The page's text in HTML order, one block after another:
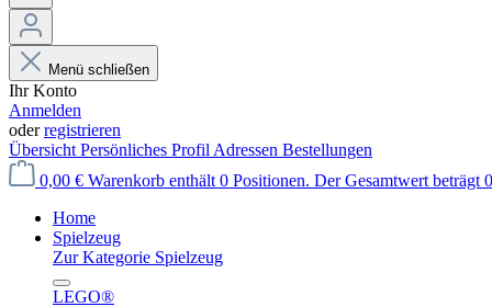
Menü schließen
Ihr Konto
Anmelden
oderregistrieren
Übersicht Persönliches Profil Adressen Bestellungen
0,00 € Warenkorb enthält 0 Positionen. Der Gesamtwert beträgt
Home
Spielzeug
Zur Kategorie Spielzeug
LEGO®